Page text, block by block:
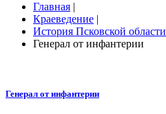
Главная |
Краеведение |
История Псковской области
Генерал от инфантерии
Генерал от инфантерии